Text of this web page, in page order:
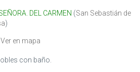
DEL CARMEN (San Sebastián de
)
Ver en mapa
con baño.